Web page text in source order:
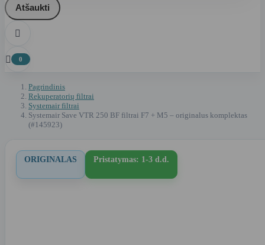
Atšaukti

 0
Pagrindinis
Rekuperatorių filtrai
Systemair filtrai
Systemair Save VTR 250 BF filtrai F7 + M5 – originalus komplektas
(#145923)
ORIGINALAS Pristatymas: 1-3 d.d.